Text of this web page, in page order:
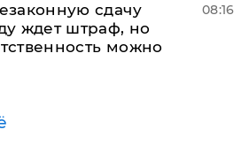
сдачу
ждет штраф, но
можно
08:16